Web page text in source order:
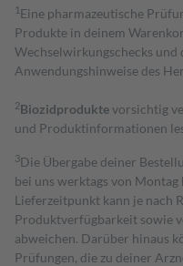
1 Eine pharmazeutische
Produkte in deinem
Wechselwirkungschecks und
Anwendungshinweise des
2Biozidproduktevorsichtig
und Produktinformationen
3Die Übergabe deiner
bei uns werktags von
Lieferzeitpunkt kann je nach
Produktverfügbarkeit sowie
abweichen. Darüber hinaus
Prüfungen, die zu deiner